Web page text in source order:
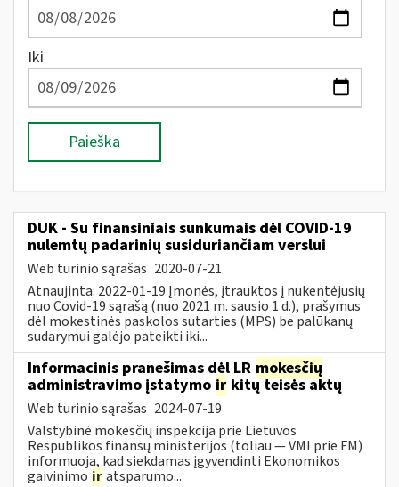
Iki
Paieška
DUK - Su finansiniais sunkumais dėl COVID-19
nulemtų padarinių susiduriančiam verslui
Web turinio sąrašas 2020-07-21
Atnaujinta: 2022-01-19 Įmonės, įtrauktos į nukentėjusių
nuo Covid-19 sąrašą (nuo 2021 m. sausio 1 d.), prašymus
dėl mokestinės paskolos sutarties (MPS) be palūkanų
sudarymui galėjo pateikti iki...
Informacinis pranešimas dėl LR mokesčių
administravimo įstatymo ir kitų teisės aktų
Web turinio sąrašas 2024-07-19
Valstybinė mokesčių inspekcija prie Lietuvos
Respublikos finansų ministerijos (toliau — VMI prie FM)
informuoja, kad siekdamas įgyvendinti Ekonomikos
gaivinimo iratsparumo...